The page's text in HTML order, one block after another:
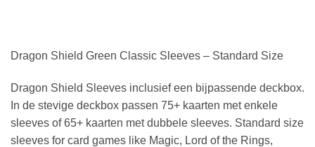
Dragon Shield Green Classic Sleeves – Standard Size
Dragon Shield Sleeves inclusief een bijpassende deckbox.
In de stevige deckbox passen 75+ kaarten met enkele
sleeves of 65+ kaarten met dubbele sleeves. Standard size
sleeves for card games like Magic, Lord of the Rings,